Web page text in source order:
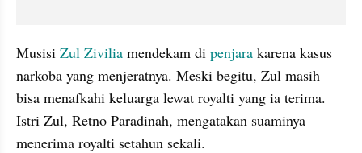
Musisi Zul Zivilia mendekam di penjara karena kasus
narkoba yang menjeratnya. Meski begitu, Zul masih
bisa menafkahi keluarga lewat royalti yang ia terima.
Istri Zul, Retno Paradinah, mengatakan suaminya
menerima royalti setahun sekali.